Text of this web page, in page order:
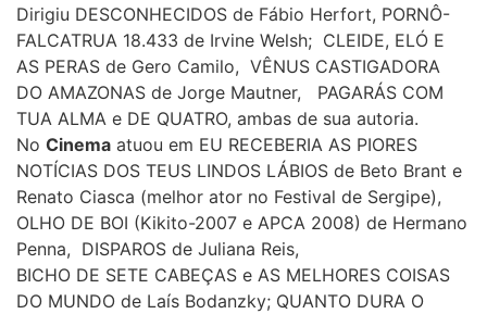
Dirigiu DESCONHECIDOS de Fábio Herfort, PORNÔ-
FALCATRUA 18.433 de Irvine Welsh; CLEIDE, ELÓ E
AS PERAS de Gero Camilo, VÊNUS CASTIGADORA
DO AMAZONAS de Jorge Mautner, PAGARÁS COM
TUA ALMA e DE QUATRO, ambas de sua autoria.
No Cinema atuou em EU RECEBERIA AS PIORES
NOTÍCIAS DOS TEUS LINDOS LÁBIOS de Beto Brant e
Renato Ciasca (melhor ator no Festival de Sergipe),
OLHO DE BOI (Kikito-2007 e APCA 2008) de Hermano
Penna, DISPAROS de Juliana Reis,
BICHO DE SETE CABEÇAS e AS MELHORES COISAS
DO MUNDO de Laís Bodanzky; QUANTO DURA O